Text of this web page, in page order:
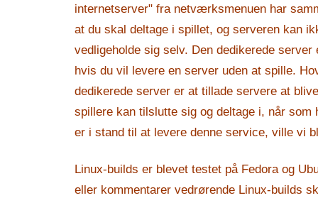
internetserver" fra netværksmenuen har
at du skal deltage i spillet, og serveren kan
vedligeholde sig selv. Den dedikerede server
hvis du vil levere en server uden at spille.
dedikerede server er at tillade servere at
spillere kan tilslutte sig og deltage i, når som
er i stand til at levere denne service, ville vi
Linux-builds er blevet testet på Fedora og
eller kommentarer vedrørende Linux-builds